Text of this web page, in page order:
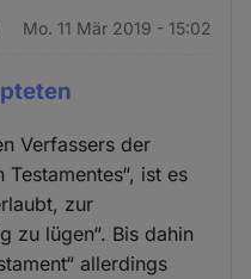
Mo. 11 Mär 2019 - 15:02
Verfassers der
Testamentes“, ist es
zur
zu lügen“. Bis dahin
allerdings